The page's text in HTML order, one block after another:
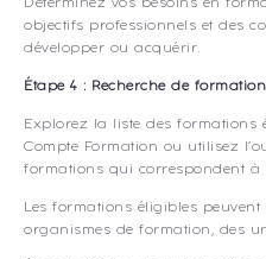
Déterminez vos besoins en
objectifs professionnels et des
développer ou acquérir.
Étape 4 : Recherche de
Explorez la liste des formations
Compte Formation ou utilisez
formations qui correspondent à
Les formations éligibles
organismes de formation, des